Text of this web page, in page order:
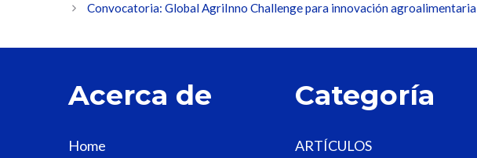
Convocatoria: Global AgriInno Challenge para innovación agroalimentaria
Acerca de
Home
Categoría
ARTÍCULOS